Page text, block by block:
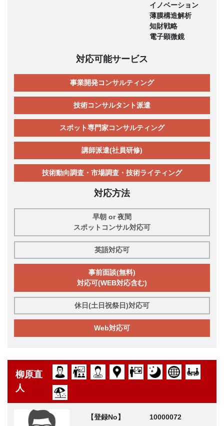
イノベーション
薄膜構造解析
知財戦略
電子顕微鏡
対応可能サービス
事業開発コンサルティング
技術コンサルタント派遣
スポット専門家コンサルティング
講師派遣(社員研修)
技術動向調査・市場調査・技術ライティング
対応方法
早朝 or 夜間
スポットコンサル対応可
英語対応可
事前面談(無料)
対応可(WEB対応含む)
休日(土日祝祭日)対応可
Web対応可
柳原直
人
【登録No】
10000072